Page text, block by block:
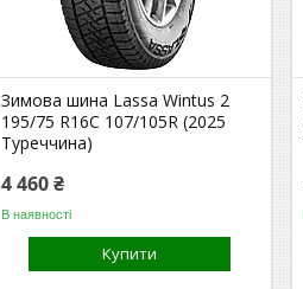
Зимова шина Lassa Wintus 2
195/75 R16C 107/105R (2025
Туреччина)
4 460 ₴
В наявності
Купити